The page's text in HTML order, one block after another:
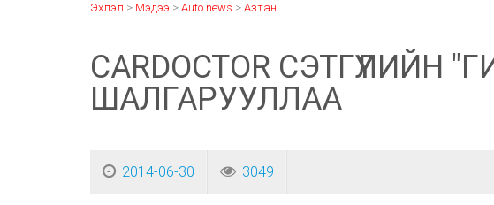
Эхлэл > Мэдээ > Auto news > Азтан
CARDOCTOR
ШАЛГАРУУЛЛАА
2014-06-30 3049